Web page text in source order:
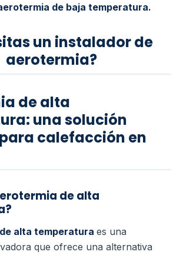
de baja temperatura.
un instalador de
aerotermia?
de alta
una solución
calefacción en
de alta
alta temperatura es una
que ofrece una alternativa